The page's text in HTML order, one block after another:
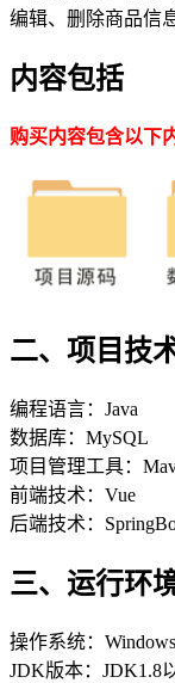
编辑、删除商品信
内容包括
购买内容包含以下
二、项目技
编程语言：Java
数据库：MySQL
项目管理工具：
前端技术：Vue
后端技术：
三、运行环
操作系统：
JDK版本：JDK1.8